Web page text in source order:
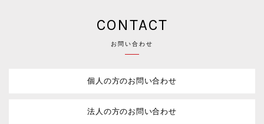
CONTACT
お問い合わせ
個人の方のお問い合わせ
法人の方のお問い合わせ